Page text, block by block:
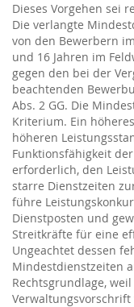
Dieses Vorgehen sei
Die verlangte
von den Bewerbern
und 16 Jahren im
gegen den bei der
beachtenden
Abs. 2 GG. Die
Kriterium. Ein
höheren
Funktionsfähigkeit
erforderlich, den
starre Dienstzeiten
führe
Dienstposten und
Streitkräfte für eine
Ungeachtet dessen
Mindestdienstzeiten
Rechtsgrundlage,
Verwaltungsvorschrift